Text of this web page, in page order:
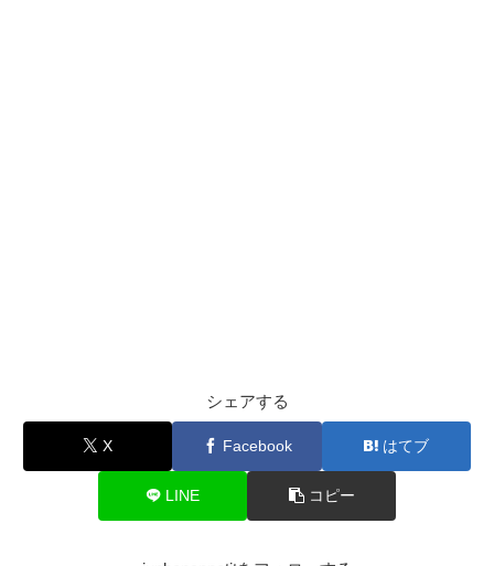
シェアする
X Facebook はてブ
LINE コピー